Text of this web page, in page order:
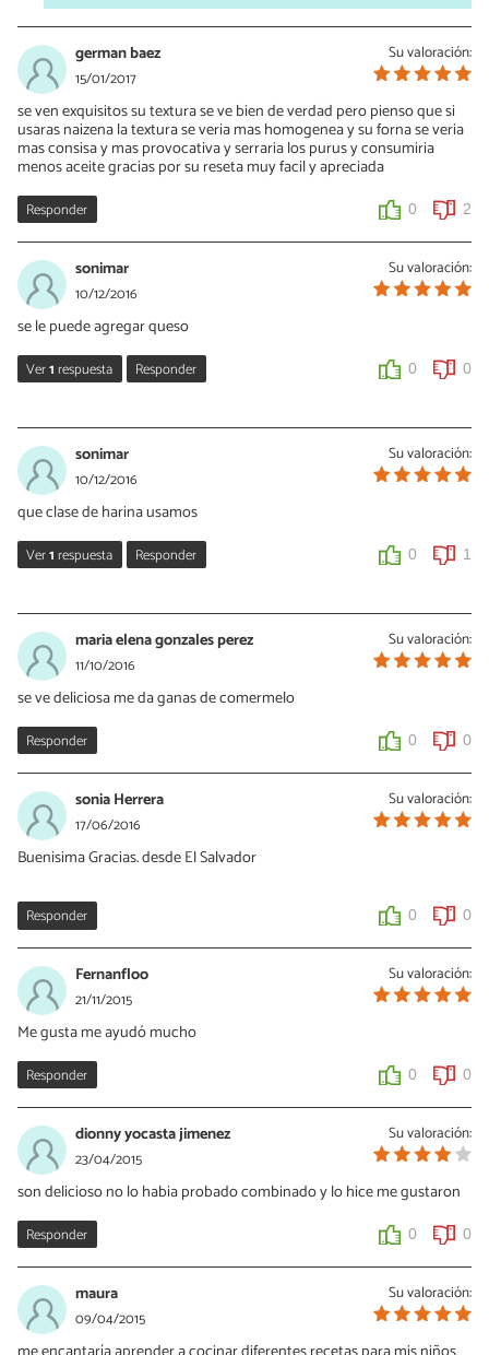
Su valoración:
german baez
15/01/2017
se ven exquisitos su textura se ve bien de verdad pero pienso que si
usaras naizena la textura se veria mas homogenea y su forna se veria
mas consisa y mas provocativa y serraria los purus y consumiria
menos aceite gracias por su reseta muy facil y apreciada
Responder 0 2
Su valoración:
sonimar
10/12/2016
se le puede agregar queso
Ver1respuesta Responder 0 0
12/12/2016
Hola Sonimar, claro que sí!
Su valoración:
sonimar
10/12/2016
que clase de harina usamos
Ver1respuesta Responder 0 1
12/12/2016
Harina de trigo común
Su valoración:
maria elena gonzales perez
11/10/2016
se ve deliciosa me da ganas de comermelo
Responder 0 0
Su valoración:
sonia Herrera
17/06/2016
Buenisima Gracias. desde El Salvador
Responder 0 0
Su valoración:
Fernanfloo
21/11/2015
Me gusta me ayudó mucho
Responder 0 0
Su valoración:
dionny yocasta jimenez
23/04/2015
son delicioso no lo habia probado combinado y lo hice me gustaron
Responder 0 0
Su valoración:
maura
09/04/2015